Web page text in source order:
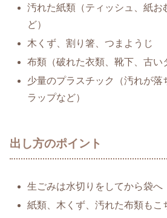
汚れた紙類（ティッシュ、紙お
ど）
木くず、割り箸、つまようじ
布類（破れた衣類、靴下、古い
少量のプラスチック（汚れが落
ラップなど）
出し方のポイント
生ごみは水切りをしてから袋へ
紙類、木くず、汚れた布類もこ